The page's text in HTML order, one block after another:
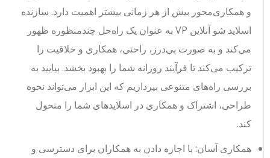
و همکاری‌محور بیش از هر زمانی بیشتر اهمیت دارد. سازنده
اسلاید شو آنلاین VP به عنوان یک راه‌حل چندمنظوره ظهور
می‌کند و به صورت بی‌درز، راحتی، همکاری و خلاقیت را
ترکیب می‌کند تا فرآیند روزانه شما را بهبود بخشد. بیایید به
بررسی راه‌های متنوعی بپردازیم که این ابزار می‌تواند نحوه
طراحی، اشتراک و همکاری در اسلایدهای شما را متحول
کند.
همکاری آسان: با اجازه دادن به همکاران برای دسترسی و